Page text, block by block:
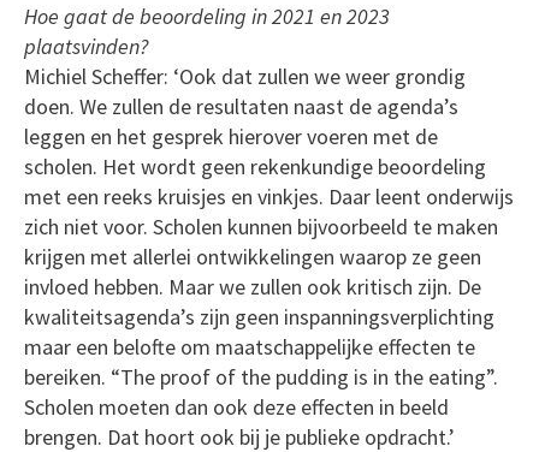
Hoe gaat de beoordeling in 2021 en 2023
plaatsvinden?
Michiel Scheffer: ‘Ook dat zullen we weer grondig
doen. We zullen de resultaten naast de agenda’s
leggen en het gesprek hierover voeren met de
scholen. Het wordt geen rekenkundige beoordeling
met een reeks kruisjes en vinkjes. Daar leent onderwijs
zich niet voor. Scholen kunnen bijvoorbeeld te maken
krijgen met allerlei ontwikkelingen waarop ze geen
invloed hebben. Maar we zullen ook kritisch zijn. De
kwaliteitsagenda’s zijn geen inspanningsverplichting
maar een belofte om maatschappelijke effecten te
bereiken. “The proof of the pudding is in the eating”.
Scholen moeten dan ook deze effecten in beeld
brengen. Dat hoort ook bij je publieke opdracht.’